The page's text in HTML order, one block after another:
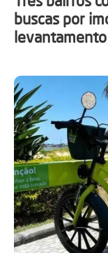
buscas por
levantamento